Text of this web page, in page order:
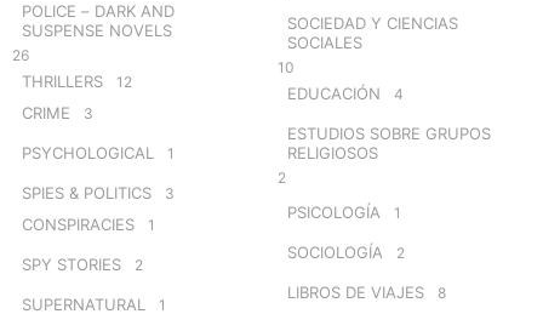
POLICE – DARK AND
SUSPENSE NOVELS
26
THRILLERS 12
CRIME 3
PSYCHOLOGICAL 1
SPIES & POLITICS 3
CONSPIRACIES 1
SPY STORIES 2
SUPERNATURAL 1
SOCIEDAD Y CIENCIAS
SOCIALES
10
EDUCACIÓN 4
ESTUDIOS SOBRE GRUPOS
RELIGIOSOS
2
PSICOLOGÍA 1
SOCIOLOGÍA 2
LIBROS DE VIAJES 8